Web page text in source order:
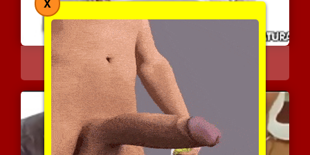
זוג סקסי וצעיר במשגל מרע...
| 12 המלצות